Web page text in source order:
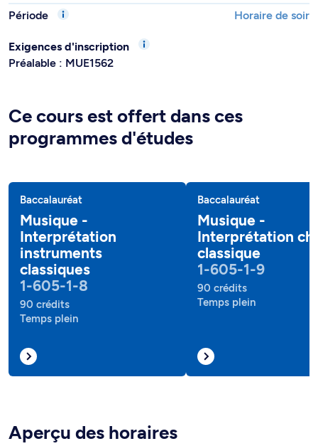
Période
Horaire de soir
Exigences d'inscription
Préalable : MUE1562
Ce cours est offert dans ces
programmes d'études
Baccalauréat
Musique -
Interprétation
instruments
classiques
1-605-1-8
90 crédits
Temps plein
Baccalauréat
Musique -
Interprétation
classique
1-605-1-9
90 crédits
Temps plein
Aperçu des horaires